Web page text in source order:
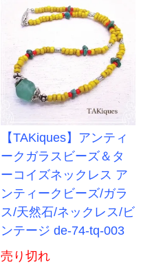
【TAKiques】アンティ
ークガラスビーズ＆タ
ーコイズネックレス ア
ンティークビーズ/ガラ
ス/天然石/ネックレス/ビ
ンテージ de-74-tq-003
売り切れ